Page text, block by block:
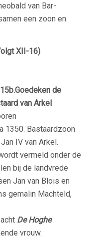
van Bar-
een zoon en
XII-16)
Goedeken de
van Arkel
1350. Bastaardzoon
IV van Arkel.
vermeld onder de
bij de landvrede
Jan van Blois en
gemalin Machteld,
De Hoghe.
vrouw.